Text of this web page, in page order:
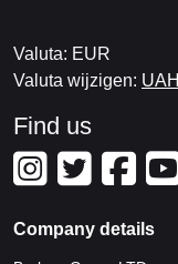
Valuta: EUR
Valuta wijzigen: UAH
Find us
Company details